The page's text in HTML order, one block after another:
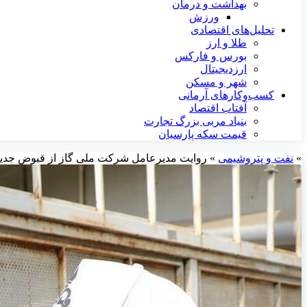
بهداشت و درمان
ورزش
تحلیل‌های اقتصادی
طلا و ارز
بورس و فارکس
ارزدیجیتال
شهر و مسکن
کسب‌وکارهای آرمانی
آفتاب اقتصاد
بنیاد مربی بزرگ تجارت
قیمت سکه پارسیان
» نفت و پتروشیمی » روایت مدیرعامل شرکت ملی گاز از قبوض